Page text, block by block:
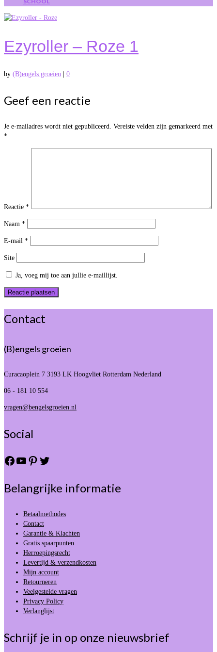
Ezyroller – Roze 1
by (B)engels groeien 0
Geef een reactie
Je e-mailadres wordt niet gepubliceerd. Vereiste velden zijn gemarkeerd met
*
Reactie *
Naam *
E-mail *
Site
Ja, voeg mij toe aan jullie e-maillijst.
Contact
(B)engels groeien
Curacaoplein 7 3193 LK Hoogvliet Rotterdam Nederland
06 - 181 10 554
vragen@bengelsgroeien.nl
Social
Facebook
YouTube
Pinterest
Twitter
Belangrijke informatie
Betaalmethodes
Contact
Garantie & Klachten
Gratis spaarpunten
Herroepingsrecht
Levertijd & verzendkosten
Mijn account
Retourneren
Veelgestelde vragen
Privacy Policy
Verlanglijst
Schrijf je in op onze nieuwsbrief